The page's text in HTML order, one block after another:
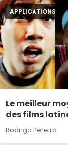
APPLICATIONS
Le meilleur
des films
Rodrigo Pereira